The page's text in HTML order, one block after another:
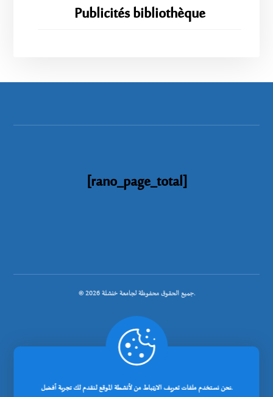
Publicités bibliothèque
[rano_page_total]
© جميع الحقوق محفوظة لجامعة خنشلة 2026.
.
نحن نستخدم ملفات تعريف الارتباط من لأنشطة الموقع لنقدم لك تجربة أفضل.